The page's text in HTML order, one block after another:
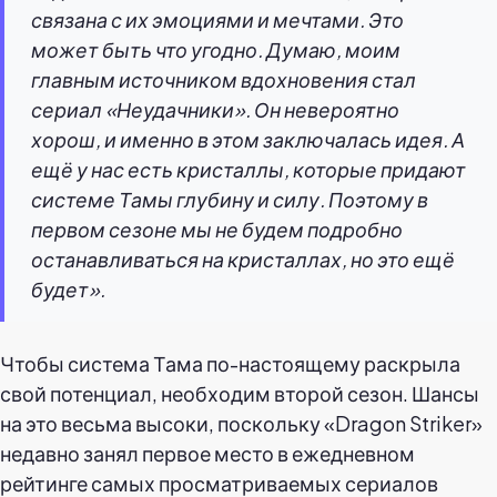
связана с их эмоциями и мечтами. Это
может быть что угодно. Думаю, моим
главным источником вдохновения стал
сериал «Неудачники». Он невероятно
хорош, и именно в этом заключалась идея. А
ещё у нас есть кристаллы, которые придают
системе Тамы глубину и силу. Поэтому в
первом сезоне мы не будем подробно
останавливаться на кристаллах, но это ещё
будет».
Чтобы система Тама по-настоящему раскрыла
свой потенциал, необходим второй сезон. Шансы
на это весьма высоки, поскольку «Dragon Striker»
недавно занял первое место в ежедневном
рейтинге самых просматриваемых сериалов